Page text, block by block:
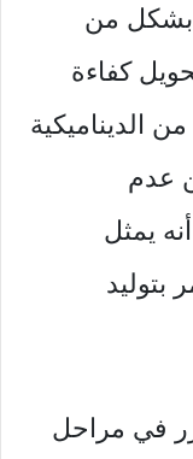
بشكل من
كفاءة
الديناميكية
عدم
يمثل
بتوليد
في مراحل